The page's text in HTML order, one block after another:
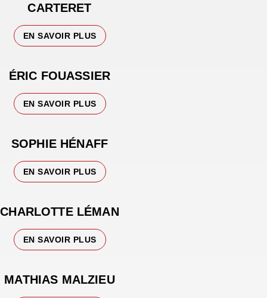
CARTERET
EN SAVOIR PLUS
ÉRIC FOUASSIER
EN SAVOIR PLUS
SOPHIE HÉNAFF
EN SAVOIR PLUS
CHARLOTTE LÉMAN
EN SAVOIR PLUS
MATHIAS MALZIEU